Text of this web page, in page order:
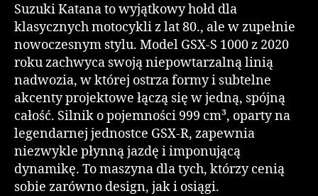
Suzuki Katana to wyjątkowy hołd dla
klasycznych motocykli z lat 80., ale w zupełnie
nowoczesnym stylu. Model GSX-S 1000 z 2020
roku zachwyca swoją niepowtarzalną linią
nadwozia, w której ostrza formy i subtelne
akcenty projektowe łączą się w jedną, spójną
całość. Silnik o pojemności 999 cm³, oparty na
legendarnej jednostce GSX-R, zapewnia
niezwykle płynną jazdę i imponującą
dynamikę. To maszyna dla tych, którzy cenią
sobie zarówno design, jak i osiągi.